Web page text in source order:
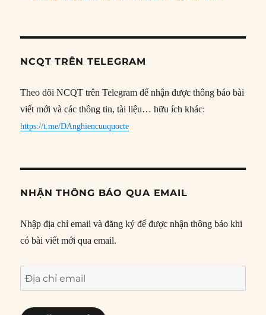
NCQT TRÊN TELEGRAM
Theo dõi NCQT trên Telegram để nhận được thông báo bài
viết mới và các thông tin, tài liệu… hữu ích khác:
https://t.me/DAnghiencuuquocte
NHẬN THÔNG BÁO QUA EMAIL
Nhập địa chỉ email và đăng ký để được nhận thông báo khi
có bài viết mới qua email.
Địa
chỉ
email